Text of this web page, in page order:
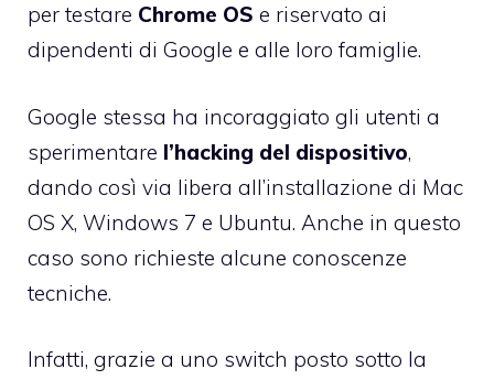
per testare Chrome OS e riservato ai
dipendenti di Google e alle loro famiglie.
Google stessa ha incoraggiato gli utenti a
sperimentare l’hacking del dispositivo,
dando così via libera all’installazione di Mac
OS X, Windows 7 e Ubuntu. Anche in questo
caso sono richieste alcune conoscenze
tecniche.
Infatti, grazie a uno switch posto sotto la